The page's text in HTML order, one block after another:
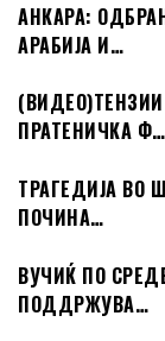
АНКАРА:
АРАБИЈА И…
ПРАТЕНИЧКА Ф…
ТРАГЕДИЈА ВО
ПОЧИНА…
ВУЧИЌ ПО
ПОДДРЖУВА…